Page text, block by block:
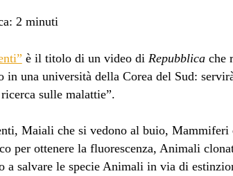
2 minuti
è il titolo di un video di Repubblicache
in una università della Corea del Sud:
sulle malattie”.
Maiali che si vedono al buio,
per ottenere la fluorescenza, Animali
a salvare le specie Animali in via di